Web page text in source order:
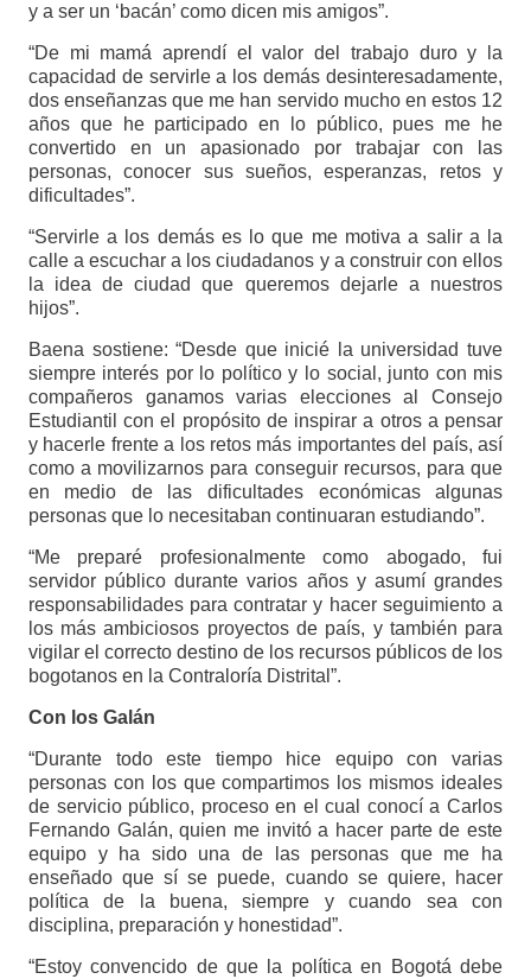
y a ser un ‘bacán’ como dicen mis amigos”.
“De mi mamá aprendí el valor del trabajo duro y la
capacidad de servirle a los demás desinteresadamente,
dos enseñanzas que me han servido mucho en estos 12
años que he participado en lo público, pues me he
convertido en un apasionado por trabajar con las
personas, conocer sus sueños, esperanzas, retos y
dificultades”.
“Servirle a los demás es lo que me motiva a salir a la
calle a escuchar a los ciudadanos y a construir con ellos
la idea de ciudad que queremos dejarle a nuestros
hijos”.
Baena sostiene: “Desde que inicié la universidad tuve
siempre interés por lo político y lo social, junto con mis
compañeros ganamos varias elecciones al Consejo
Estudiantil con el propósito de inspirar a otros a pensar
y hacerle frente a los retos más importantes del país, así
como a movilizarnos para conseguir recursos, para que
en medio de las dificultades económicas algunas
personas que lo necesitaban continuaran estudiando”.
“Me preparé profesionalmente como abogado, fui
servidor público durante varios años y asumí grandes
responsabilidades para contratar y hacer seguimiento a
los más ambiciosos proyectos de país, y también para
vigilar el correcto destino de los recursos públicos de los
bogotanos en la Contraloría Distrital”.
Con los Galán
“Durante todo este tiempo hice equipo con varias
personas con los que compartimos los mismos ideales
de servicio público, proceso en el cual conocí a Carlos
Fernando Galán, quien me invitó a hacer parte de este
equipo y ha sido una de las personas que me ha
enseñado que sí se puede, cuando se quiere, hacer
política de la buena, siempre y cuando sea con
disciplina, preparación y honestidad”.
“Estoy convencido de que la política en Bogotá debe